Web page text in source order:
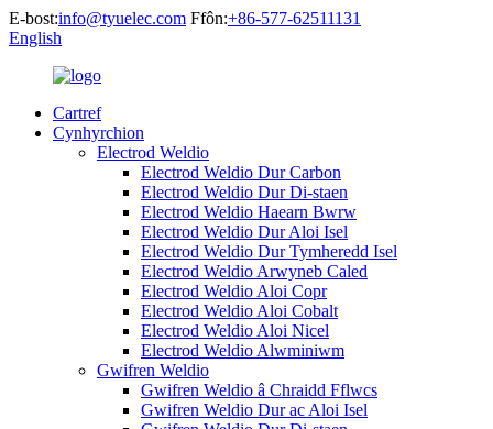
E-bost:info@tyuelec.com Ffôn:+86-577-62511131
English
Cartref
Cynhyrchion
Electrod Weldio
Electrod Weldio Dur Carbon
Electrod Weldio Dur Di-staen
Electrod Weldio Haearn Bwrw
Electrod Weldio Dur Aloi Isel
Electrod Weldio Dur Tymheredd Isel
Electrod Weldio Arwyneb Caled
Electrod Weldio Aloi Copr
Electrod Weldio Aloi Cobalt
Electrod Weldio Aloi Nicel
Electrod Weldio Alwminiwm
Gwifren Weldio
Gwifren Weldio â Chraidd Fflwcs
Gwifren Weldio Dur ac Aloi Isel